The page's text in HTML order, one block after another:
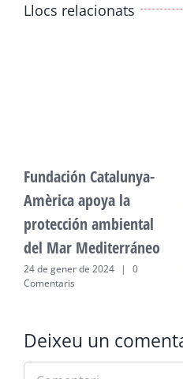
Llocs relacionats
Fundación Catalunya-
Amèrica apoya la
protección ambiental
del Mar Mediterráneo
24 de gener de 2024 |
0
Comentaris
Deixeu un